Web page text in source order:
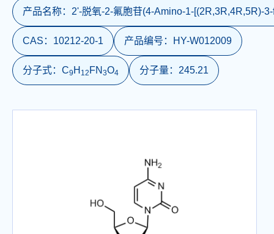
产品名称： 2'-脱氧-2-氟胞苷(4-Amino-1-[(2R,3R,4R,5R)-
CAS： 10212-20-1 产品编号： HY-W012009
分子式： C9 H 12 FN 3O4 分子量： 245.21